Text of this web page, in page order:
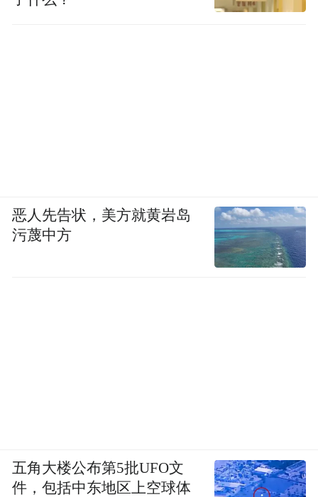
恶人先告状，美方就黄岩岛
污蔑中方
五角大楼公布第5批UFO文
件，包括中东地区上空球体